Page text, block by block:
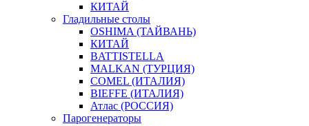
КИТАЙ
Гладильные столы
OSHIMA (ТАЙВАНЬ)
КИТАЙ
BATTISTELLA
MALKAN (ТУРЦИЯ)
COMEL (ИТАЛИЯ)
BIEFFE (ИТАЛИЯ)
Атлас (РОССИЯ)
Парогенераторы